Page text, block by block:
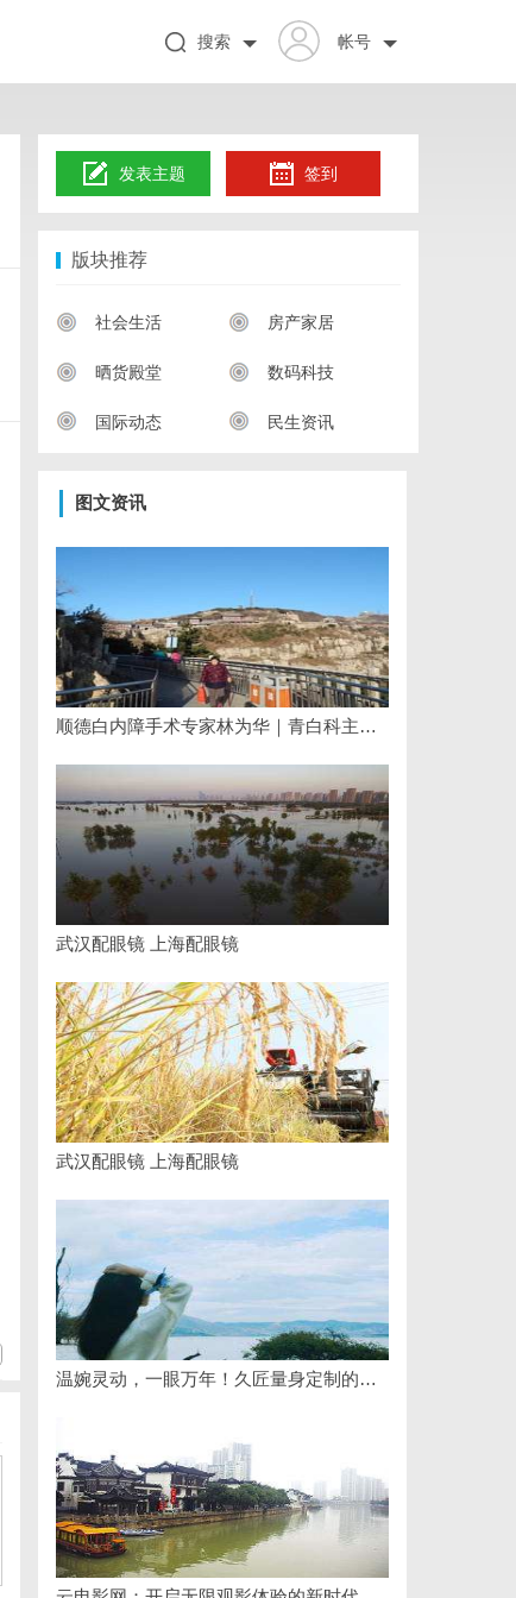
帐号
搜索
发表主题 签到
版块推荐
社会生活 房产家居
晒货殿堂 数码科技
国际动态 民生资讯
图文资讯
顺德白内障手术专家林为华｜青白科主任，白内障手术资深医生
武汉配眼镜 上海配眼镜
武汉配眼镜 上海配眼镜
温婉灵动，一眼万年！久匠量身定制的眉眼唇，才是你整张脸的点睛之笔！淡颜系女生的气质加分项